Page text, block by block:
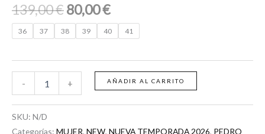
139,00€80,00€
36 37 38 39 40 41
- + AÑADIR AL CARRITO
SKU: N/D
Categorías: MUJER, NEW, NUEVA TEMPORADA 2026, PEDRO